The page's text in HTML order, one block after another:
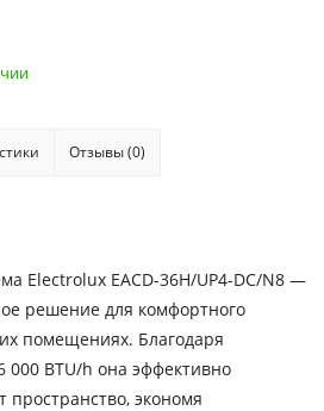
Отзывы (0)
Electrolux EACD-36H/UP4-DC/N8 —
решение для комфортного
помещениях. Благодаря
000 BTU/h она эффективно
пространство, экономя